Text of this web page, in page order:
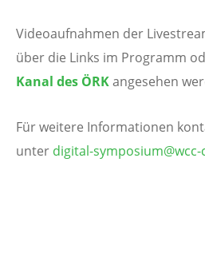
Videoaufnahmen der
über die Links im Programm
Kanal des ÖRKangesehen
Für weitere Informationen
unter digital-